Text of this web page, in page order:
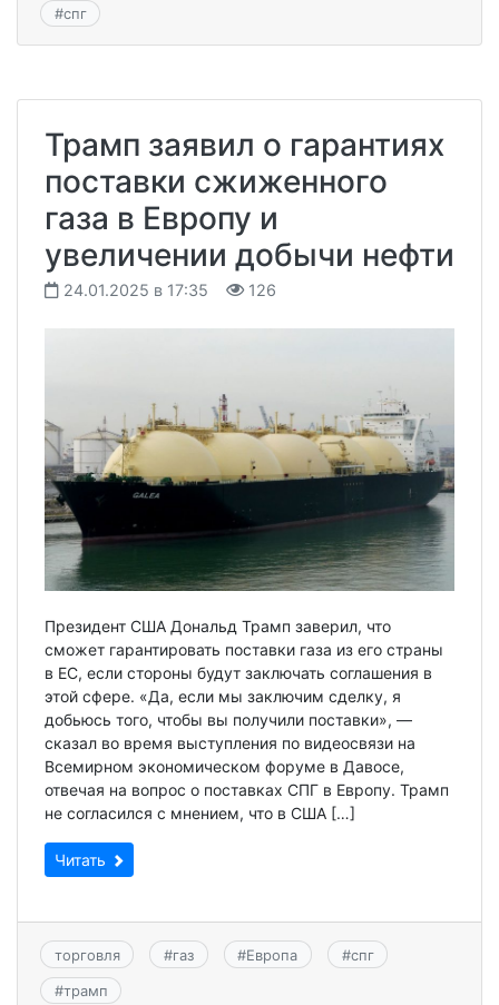
#спг
Трамп заявил о гарантиях
поставки сжиженного
газа в Европу и
увеличении добычи нефти
24.01.2025 в 17:35 126
Президент США Дональд Трамп заверил, что
сможет гарантировать поставки газа из его страны
в ЕС, если стороны будут заключать соглашения в
этой сфере. «Да, если мы заключим сделку, я
добьюсь того, чтобы вы получили поставки», —
сказал во время выступления по видеосвязи на
Всемирном экономическом форуме в Давосе,
отвечая на вопрос о поставках СПГ в Европу. Трамп
не согласился с мнением, что в США […]
Читать
торговля #газ #Европа #спг
#трамп